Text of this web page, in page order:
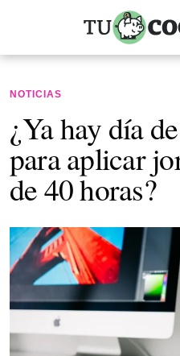
NOTICIAS
¿Ya hay día
para aplicar
de 40 horas?